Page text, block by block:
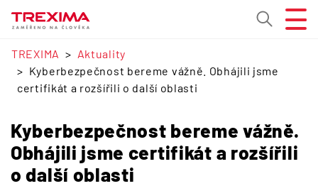
TREXIMA
Aktuality
Kyberbezpečnost bereme vážně. Obhájili jsme
certifikát a rozšířili o další oblasti
Kyberbezpečnost bereme vážně.
Obhájili jsme certifikát a rozšířili
o další oblasti